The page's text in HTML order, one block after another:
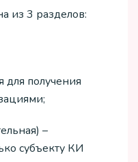
из 3 разделов:
для получения
–
субъекту КИ